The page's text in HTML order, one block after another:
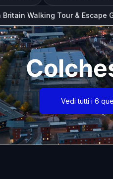
Walking Tour & Escape
Vedi tutti i 6